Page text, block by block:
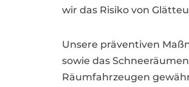
wir das Risiko von
Unsere präventiven
sowie das
Räumfahrzeugen